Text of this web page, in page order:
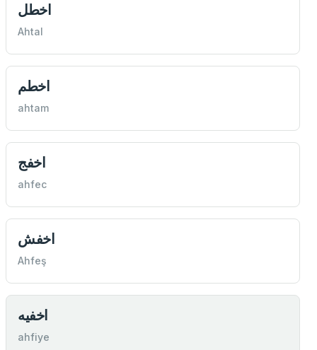
اخطل
Ahtal
اخطم
ahtam
اخفج
ahfec
اخفش
Ahfeş
اخفيه
ahfiye